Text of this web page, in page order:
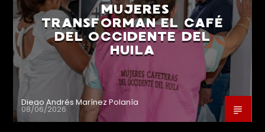
MUJERES
TRANSFORMAN EL CAFÉ
DEL OCCIDENTE DEL
HUILA
Diego Andrés Marínez Polanía
08/06/2026